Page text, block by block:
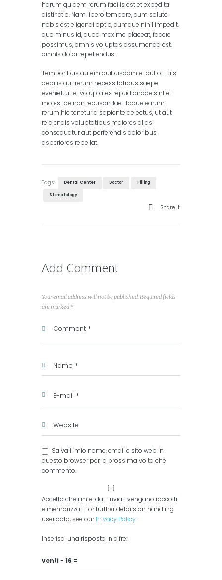
harum quidem rerum facilis est et expedita
distinctio. Nam libero tempore, cum soluta
nobis est eligendi optio, cumque nihil impedit,
quo minus id, quod maxime placeat, facere
possimus, omnis voluptas assumenda est,
omnis dolor repellendus.
Temporibus autem quibusdam et aut officiis
debitis aut rerum necessitatibus saepe
eveniet, ut et voluptates repudiandae sint et
molestiae non recusandae. Itaque earum
rerum hic tenetur a sapiente delectus, ut aut
reiciendis voluptatibus maiores alias
consequatur aut perferendis doloribus
asperiores repellat.
Tags: Dental Center Doctor Filling
Stomatology
Share It
Add Comment
Your email address will not be published. Required fields
are marked *
Salva il mio nome, email e sito web in
questo browser per la prossima volta che
commento.
Accetto che i miei dati inviati vengano raccolti
e memorizzati For further details on handling
user data, see ourPrivacy Policy
Inserisci una risposta in cifre:
venti − 16 =